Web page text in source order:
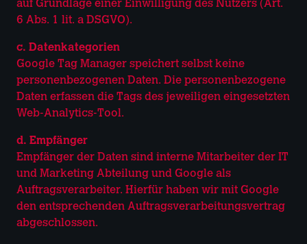
auf Grundlage einer Einwilligung des Nutzers (Art.
6 Abs. 1 lit. a DSGVO).
c. Datenkategorien
Google Tag Manager speichert selbst keine
personenbezogenen Daten. Die personenbezogene
Daten erfassen die Tags des jeweiligen eingesetzten
Web-Analytics-Tool.
d. Empfänger
Empfänger der Daten sind interne Mitarbeiter der IT
und Marketing Abteilung und Google als
Auftragsverarbeiter. Hierfür haben wir mit Google
den entsprechenden Auftragsverarbeitungsvertrag
abgeschlossen.